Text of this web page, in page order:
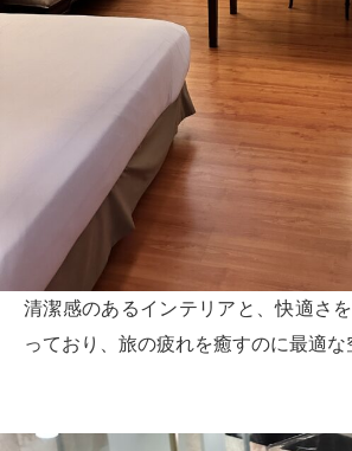
清潔感のあるインテリアと、快適さ
っており、旅の疲れを癒すのに最適な